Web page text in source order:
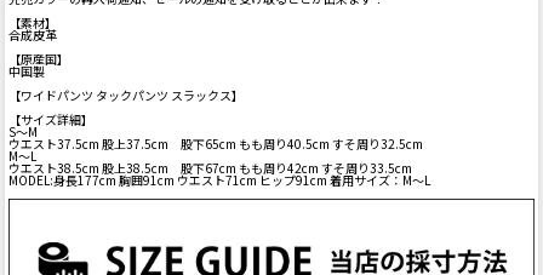
【素材】
合成皮革
【原産国】
中国製
【ワイドパンツ タックパンツ スラックス】
【サイズ詳細】
S～M
ウエスト37.5cm 股上37.5cm 股下65cm もも周り40.5cm すそ周り32.5cm
M～L
ウエスト38.5cm 股上38.5cm 股下67cm もも周り42cm すそ周り33.5cm
MODEL:身長177cm 胸囲91cm ウエスト71cm ヒップ91cm 着用サイズ：M～L